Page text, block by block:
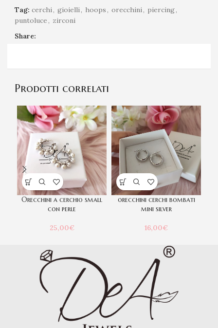
Tag: cerchi, gioielli, hoops, orecchini, piercing,
puntoluce, zirconi
Share:
Prodotti correlati
Orecchini a cerchio small
con perle
25,00€
orecchini cerchi bombati
mini silver
16,00€